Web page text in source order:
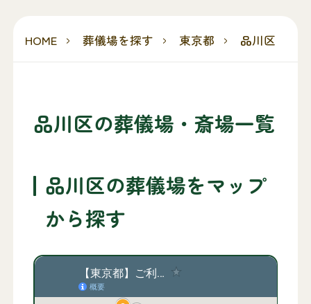
HOME 葬儀場を探す 東京都 品川区
品川区の葬儀場・斎場一覧
品川区の葬儀場をマップ
から探す